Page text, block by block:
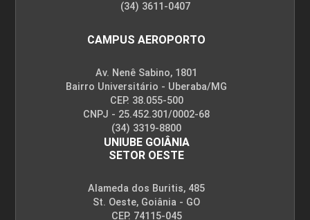
(34) 3611-0407
CAMPUS AEROPORTO
Av. Nenê Sabino, 1801
Bairro Universitário - Uberaba/MG
CEP. 38.055-500
CNPJ - 25.452.301/0002-68
(34) 3319-8800
UNIUBE GOIÂNIA
SETOR OESTE
Alameda dos Buritis, 485
St. Oeste, Goiânia - GO
CEP. 74115-045